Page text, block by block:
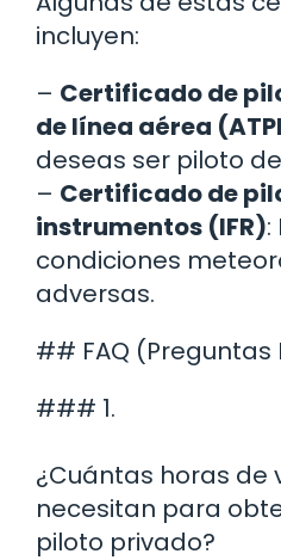
incluyen:
– Certificado de
de línea aérea
deseas ser piloto
– Certificado de
instrumentos (IFR):
condiciones
adversas.
## FAQ (Preguntas
### 1.
¿Cuántas horas de
necesitan para
piloto privado?